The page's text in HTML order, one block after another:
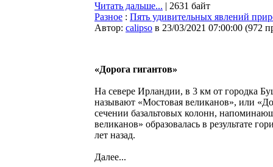
Читать дальше... | 2631 байт
Разное : Пять удивительных явлений
Автор: calipso в 23/03/2021 07:00:00 (972
«Дорога гигантов»
На севере Ирландии, в 3 км от городка
называют «Мостовая великанов», или
сечении базальтовых колонн,
великанов» образовалась в результате
лет назад.
Далее...